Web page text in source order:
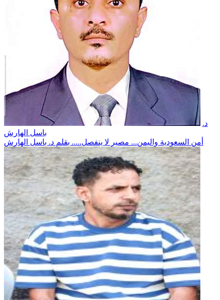
د.
باسل الهارش
أمن السعودية واليمن... مصير لا ينفصل..... بقلم د. باسل الهارش